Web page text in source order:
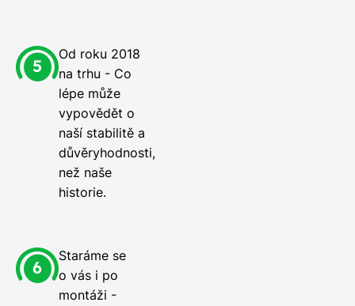
Od roku 2018
na trhu - Co
lépe může
vypovědět o
naší stabilitě a
důvěryhodnosti,
než naše
historie.
Staráme se
o vás i po
montáži -